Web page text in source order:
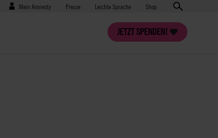
Benutzermenü
Mein Amnesty Presse
Presse Leichte Sprache Shop
JETZT SPENDEN!